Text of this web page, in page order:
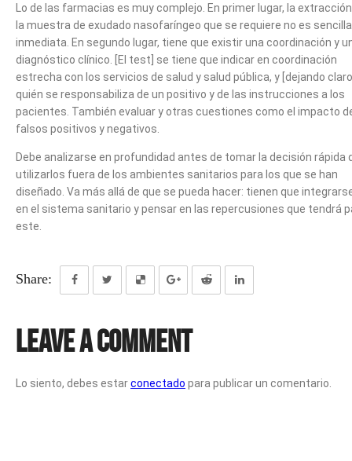
Lo de las farmacias es muy complejo. En primer lugar, la
la muestra de exudado nasofaríngeo que se requiere no es
inmediata. En segundo lugar, tiene que existir una coordinación y
diagnóstico clínico. [El test] se tiene que indicar en coordinación
estrecha con los servicios de salud y salud pública, y [dejando
quién se responsabiliza de un positivo y de las instrucciones a los
pacientes. También evaluar y otras cuestiones como el impacto
falsos positivos y negativos.
Debe analizarse en profundidad antes de tomar la decisión rápida
utilizarlos fuera de los ambientes sanitarios para los que se han
diseñado. Va más allá de que se pueda hacer: tienen que
en el sistema sanitario y pensar en las repercusiones que tendrá
este.
Share:
Leave a Comment
Lo siento, debes estarconectado para publicar un comentario.